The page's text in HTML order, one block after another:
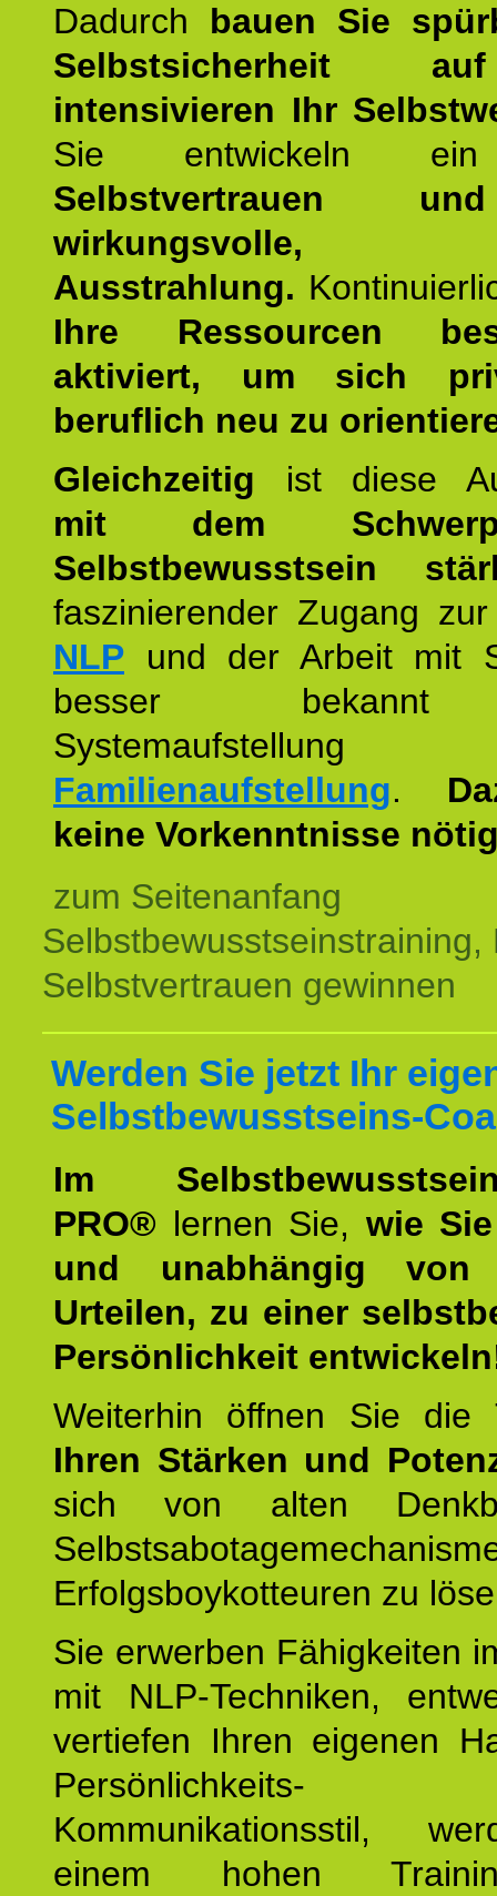
Dadurch bauen Sie
Selbstsicherheit
intensivieren Ihr
Sie entwickeln ein
Selbstvertrauen
wirkungsvolle,
Ausstrahlung.
Ihre Ressourcen
aktiviert, um sich
beruflich neu zu
Gleichzeitig ist diese
mit dem
Selbstbewusstsein
faszinierender Zugang
NLP und der Arbeit mit
besser
Familienaufstellung.
keine Vorkenntnisse
zum Seitenanfang
Selbstbewusstseinstraining,
Selbstvertrauen gewinnen
Werden Sie jetzt Ihr
Selbstbewusstseins-
Im
PRO® lernen Sie, wie
und unabhängig von
Urteilen, zu einer
Persönlichkeit
Weiterhin öffnen Sie
Ihren Stärken und
sich von alten
Erfolgsboykotteuren zu
Sie erwerben Fähigkeiten
mit NLP-Techniken,
vertiefen Ihren eigenen
Kommunikationsstil,
einem hohen